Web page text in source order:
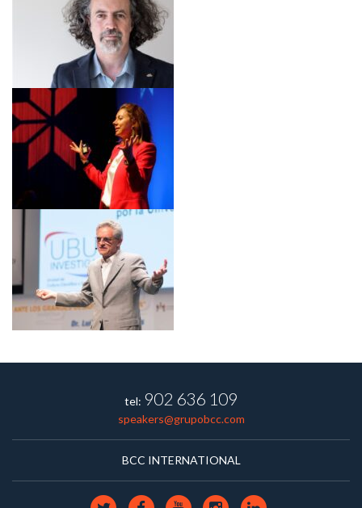
tel: 902 636 109
speakers@grupobcc.com
BCC INTERNATIONAL